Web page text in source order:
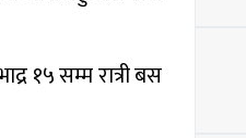
१५ सम्म रात्री बस